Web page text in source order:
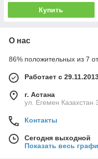
Купить
О нас
86% положительных из 7
Работает с
г. Астана
ул. Егемен Казахстан
Контакты
Сегодня выходной
Показать весь